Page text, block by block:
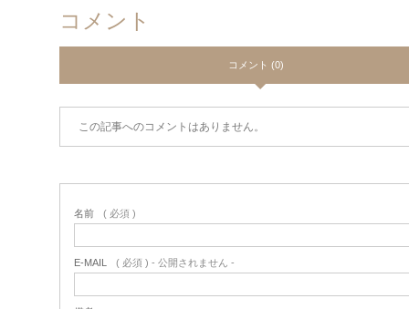
コメント
コメント (0)
この記事へのコメントはありません。
名前 ( 必須 )
E-MAIL ( 必須 ) - 公開されません -